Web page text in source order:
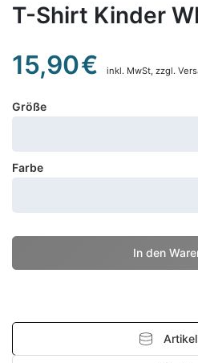
T-Shirt Kinder
15,90€ inkl. MwSt, zzgl.
Größe
Farbe